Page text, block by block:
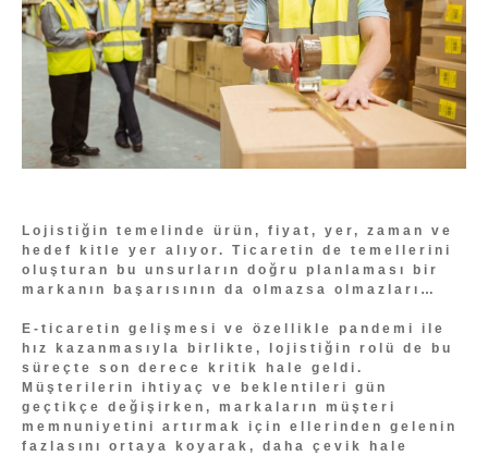
Lojistiğin temelinde ürün, fiyat, yer, zaman ve
hedef kitle yer alıyor. Ticaretin de temellerini
oluşturan bu unsurların doğru planlaması bir
markanın başarısının da olmazsa olmazları…
E-ticaretin gelişmesi ve özellikle pandemi ile
hız kazanmasıyla birlikte, lojistiğin rolü de bu
süreçte son derece kritik hale geldi.
Müşterilerin ihtiyaç ve beklentileri gün
geçtikçe değişirken, markaların müşteri
memnuniyetini artırmak için ellerinden gelenin
fazlasını ortaya koyarak, daha çevik hale